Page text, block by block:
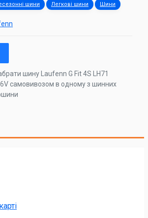
шини Легкові шини Шини
шину Laufenn G Fit 4S LH71
самовивозом в одному з шинних